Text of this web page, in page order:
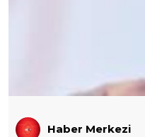
Haber Merkezi